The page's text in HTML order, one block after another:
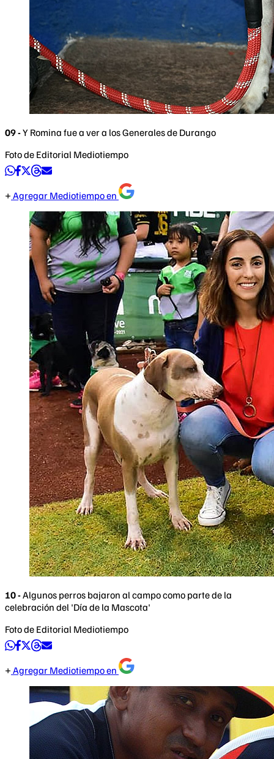
09 -Y Romina fue a ver a los Generales de Durango
Foto de Editorial Mediotiempo
Agregar Mediotiempo en
10 -Algunos perros bajaron al campo como parte de la
celebración del 'Día de la Mascota'
Foto de Editorial Mediotiempo
Agregar Mediotiempo en